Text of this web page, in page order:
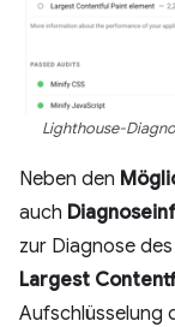
Lighthouse-
Neben den
auch
zur Diagnose
Largest
Aufschlüsselung